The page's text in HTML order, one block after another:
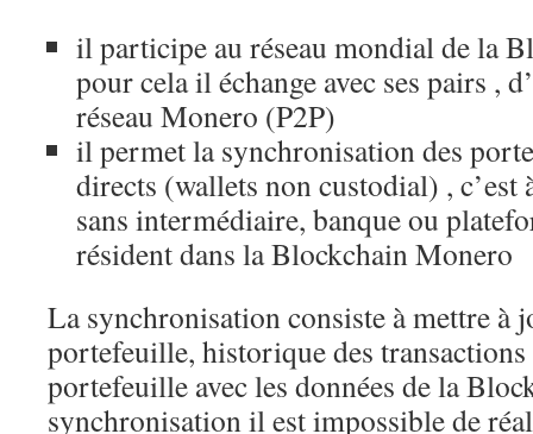
il participe au réseau mondial de la
pour cela il échange avec ses pairs ,
réseau Monero (P2P)
il permet la synchronisation des
directs (wallets non custodial) ,
sans intermédiaire, banque ou
résident dans la Blockchain Monero
La synchronisation consiste à mettre à
portefeuille, historique des transactions
portefeuille avec les données de la
synchronisation il est impossible de